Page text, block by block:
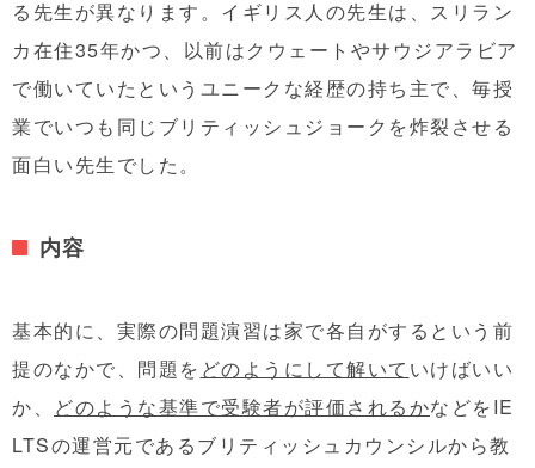
る先生が異なります。イギリス人の先生は、スリラン
カ在住35年かつ、以前はクウェートやサウジアラビア
で働いていたというユニークな経歴の持ち主で、毎授
業でいつも同じブリティッシュジョークを炸裂させる
面白い先生でした。
内容
基本的に、実際の問題演習は家で各自がするという前
提のなかで、問題を どのようにして解いて いけばいい
か、 どのような基準で受験者が評価されるかなどをIE
LTSの運営元であるブリティッシュカウンシルから教